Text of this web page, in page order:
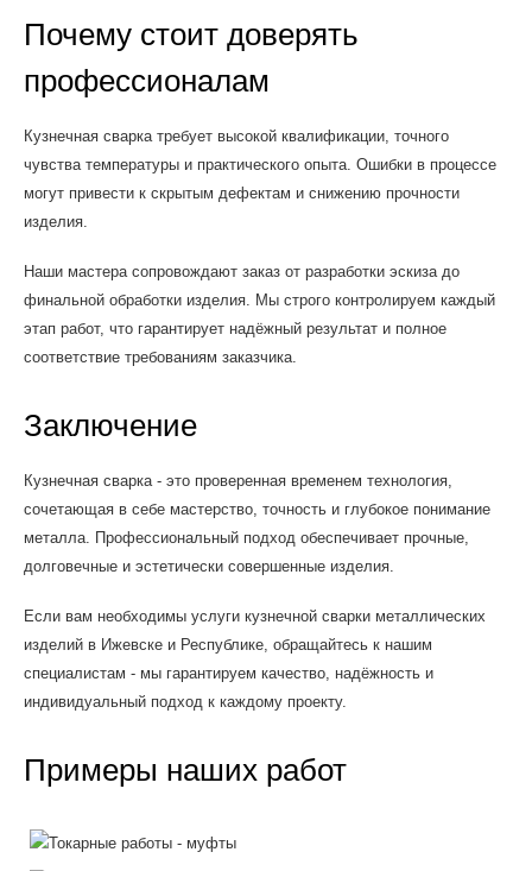
Почему стоит доверять
профессионалам
Кузнечная сварка требует высокой квалификации, точного
чувства температуры и практического опыта. Ошибки в процессе
могут привести к скрытым дефектам и снижению прочности
изделия.
Наши мастера сопровождают заказ от разработки эскиза до
финальной обработки изделия. Мы строго контролируем каждый
этап работ, что гарантирует надёжный результат и полное
соответствие требованиям заказчика.
Заключение
Кузнечная сварка - это проверенная временем технология,
сочетающая в себе мастерство, точность и глубокое понимание
металла. Профессиональный подход обеспечивает прочные,
долговечные и эстетически совершенные изделия.
Если вам необходимы услуги кузнечной сварки металлических
изделий в Ижевске и Республике, обращайтесь к нашим
специалистам - мы гарантируем качество, надёжность и
индивидуальный подход к каждому проекту.
Примеры наших работ